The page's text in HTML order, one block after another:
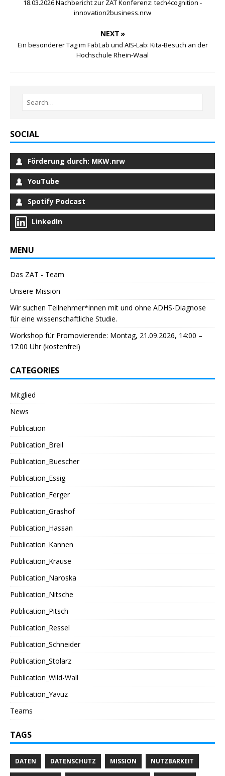
18.03.2026 Nachbericht zur ZAT Konferenz: tech4cognition -
innovation2business.nrw
NEXT »
Ein besonderer Tag im FabLab und AIS-Lab: Kita-Besuch an der
Hochschule Rhein-Waal
SOCIAL
Förderung durch: MKW.nrw
YouTube
Spotify Podcast
LinkedIn
MENU
Das ZAT - Team
Unsere Mission
Wir suchen Teilnehmer*innen mit und ohne ADHS-Diagnose
für eine wissenschaftliche Studie.
Workshop für Promovierende: Montag, 21.09.2026, 14:00 –
17:00 Uhr (kostenfrei)
CATEGORIES
Mitglied
News
Publication
Publication_Breil
Publication_Buescher
Publication_Essig
Publication_Ferger
Publication_Grashof
Publication_Hassan
Publication_Kannen
Publication_Krause
Publication_Naroska
Publication_Nitsche
Publication_Pitsch
Publication_Ressel
Publication_Schneider
Publication_Stolarz
Publication_Wild-Wall
Publication_Yavuz
Teams
TAGS
DATEN DATENSCHUTZ MISSION NUTZBARKEIT